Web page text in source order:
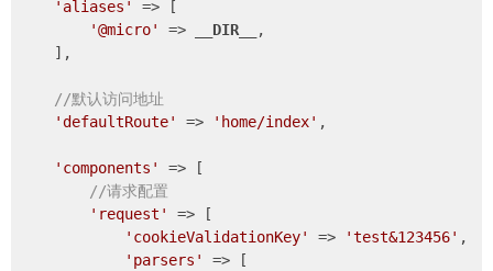
'aliases'
=> [
'@micro'
=> __DIR__
,
    ],
//默认访问地址
'defaultRoute'
=> 'home/index' ,
'components'
=> [
//请求配置
'request'
=> [
'cookieValidationKey'
=> 'test&123456' ,
'parsers'
=> [